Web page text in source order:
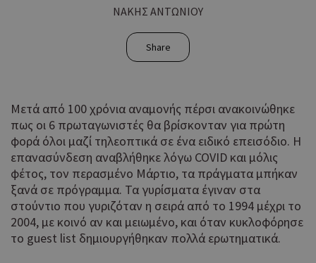
ΝΑΚΗΣ ΑΝΤΩΝΙΟΥ
Share
Μετά από 100 χρόνια αναμονής πέρσι ανακοινώθηκε
πως οι 6 πρωταγωνιστές θα βρίσκονταν για πρώτη
φορά όλοι μαζί τηλεοπτικά σε ένα ειδικό επεισόδιο. Η
επανασύνδεση αναβλήθηκε λόγω COVID και μόλις
φέτος, τον περασμένο Μάρτιο, τα πράγματα μπήκαν
ξανά σε πρόγραμμα. Τα γυρίσματα έγιναν στα
στούντιο που γυριζόταν η σειρά από το 1994 μέχρι το
2004, με κοινό αν και μειωμένο, και όταν κυκλοφόρησε
το guest list δημιουργήθηκαν πολλά ερωτηματικά.